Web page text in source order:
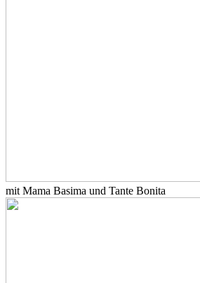
mit Mama Basima und Tante Bonita